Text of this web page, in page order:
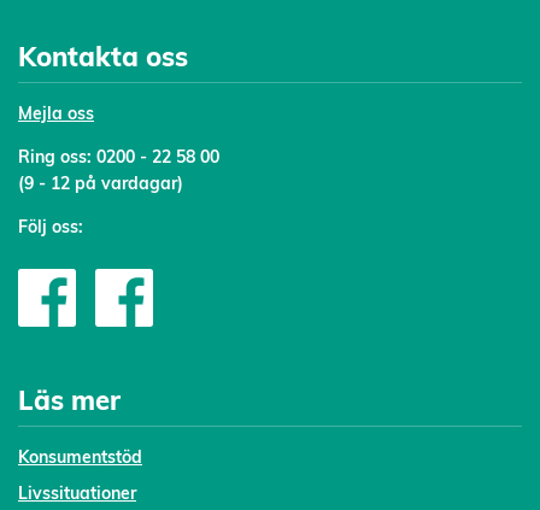
Kontakta oss
Mejla oss
Ring oss: 0200 - 22 58 00
(9 - 12 på vardagar)
Följ oss:
Läs mer
Konsumentstöd
Livssituationer